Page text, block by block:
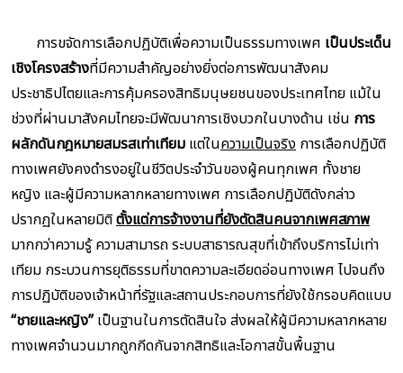
การขจัดการเลือกปฏิบัติเพื่อความเป็นธรรมทางเพศ เป็นประเด็น
เชิงโครงสร้างที่มีความสำคัญอย่างยิ่งต่อการพัฒนาสังคม
ประชาธิปไตยและการคุ้มครองสิทธิมนุษยชนของประเทศไทย แม้ใน
ช่วงที่ผ่านมาสังคมไทยจะมีพัฒนาการเชิงบวกในบางด้าน เช่น การ
ผลักดันกฎหมายสมรสเท่าเทียม แต่ในความเป็นจริง การเลือกปฏิบัติ
ทางเพศยังคงดำรงอยู่ในชีวิตประจำวันของผู้คนทุกเพศ ทั้งชาย
หญิง และผู้มีความหลากหลายทางเพศ การเลือกปฏิบัติดังกล่าว
ปรากฏในหลายมิติตั้งแต่การจ้างงานที่ยังตัดสินคนจากเพศสภาพ
มากกว่าความรู้ ความสามารถ ระบบสาธารณสุขที่เข้าถึงบริการไม่เท่า
เทียม กระบวนการยุติธรรมที่ขาดความละเอียดอ่อนทางเพศ ไปจนถึง
การปฏิบัติของเจ้าหน้าที่รัฐและสถานประกอบการที่ยังใช้กรอบคิดแบบ
“ชายและหญิง” เป็นฐานในการตัดสินใจ ส่งผลให้ผู้มีความหลากหลาย
ทางเพศจำนวนมากถูกกีดกันจากสิทธิและโอกาสขั้นพื้นฐาน